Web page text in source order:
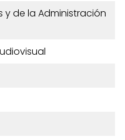
y de la Administración